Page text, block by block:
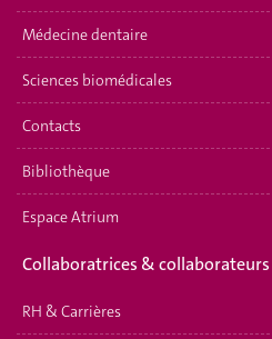
Médecine dentaire
Sciences biomédicales
Contacts
Bibliothèque
Espace Atrium
Collaboratrices & collaborateurs
RH & Carrières